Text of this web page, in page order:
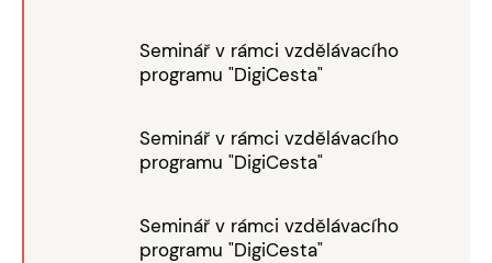
Seminář v rámci vzdělávacího
programu "DigiCesta"
Seminář v rámci vzdělávacího
programu "DigiCesta"
Seminář v rámci vzdělávacího
programu "DigiCesta"